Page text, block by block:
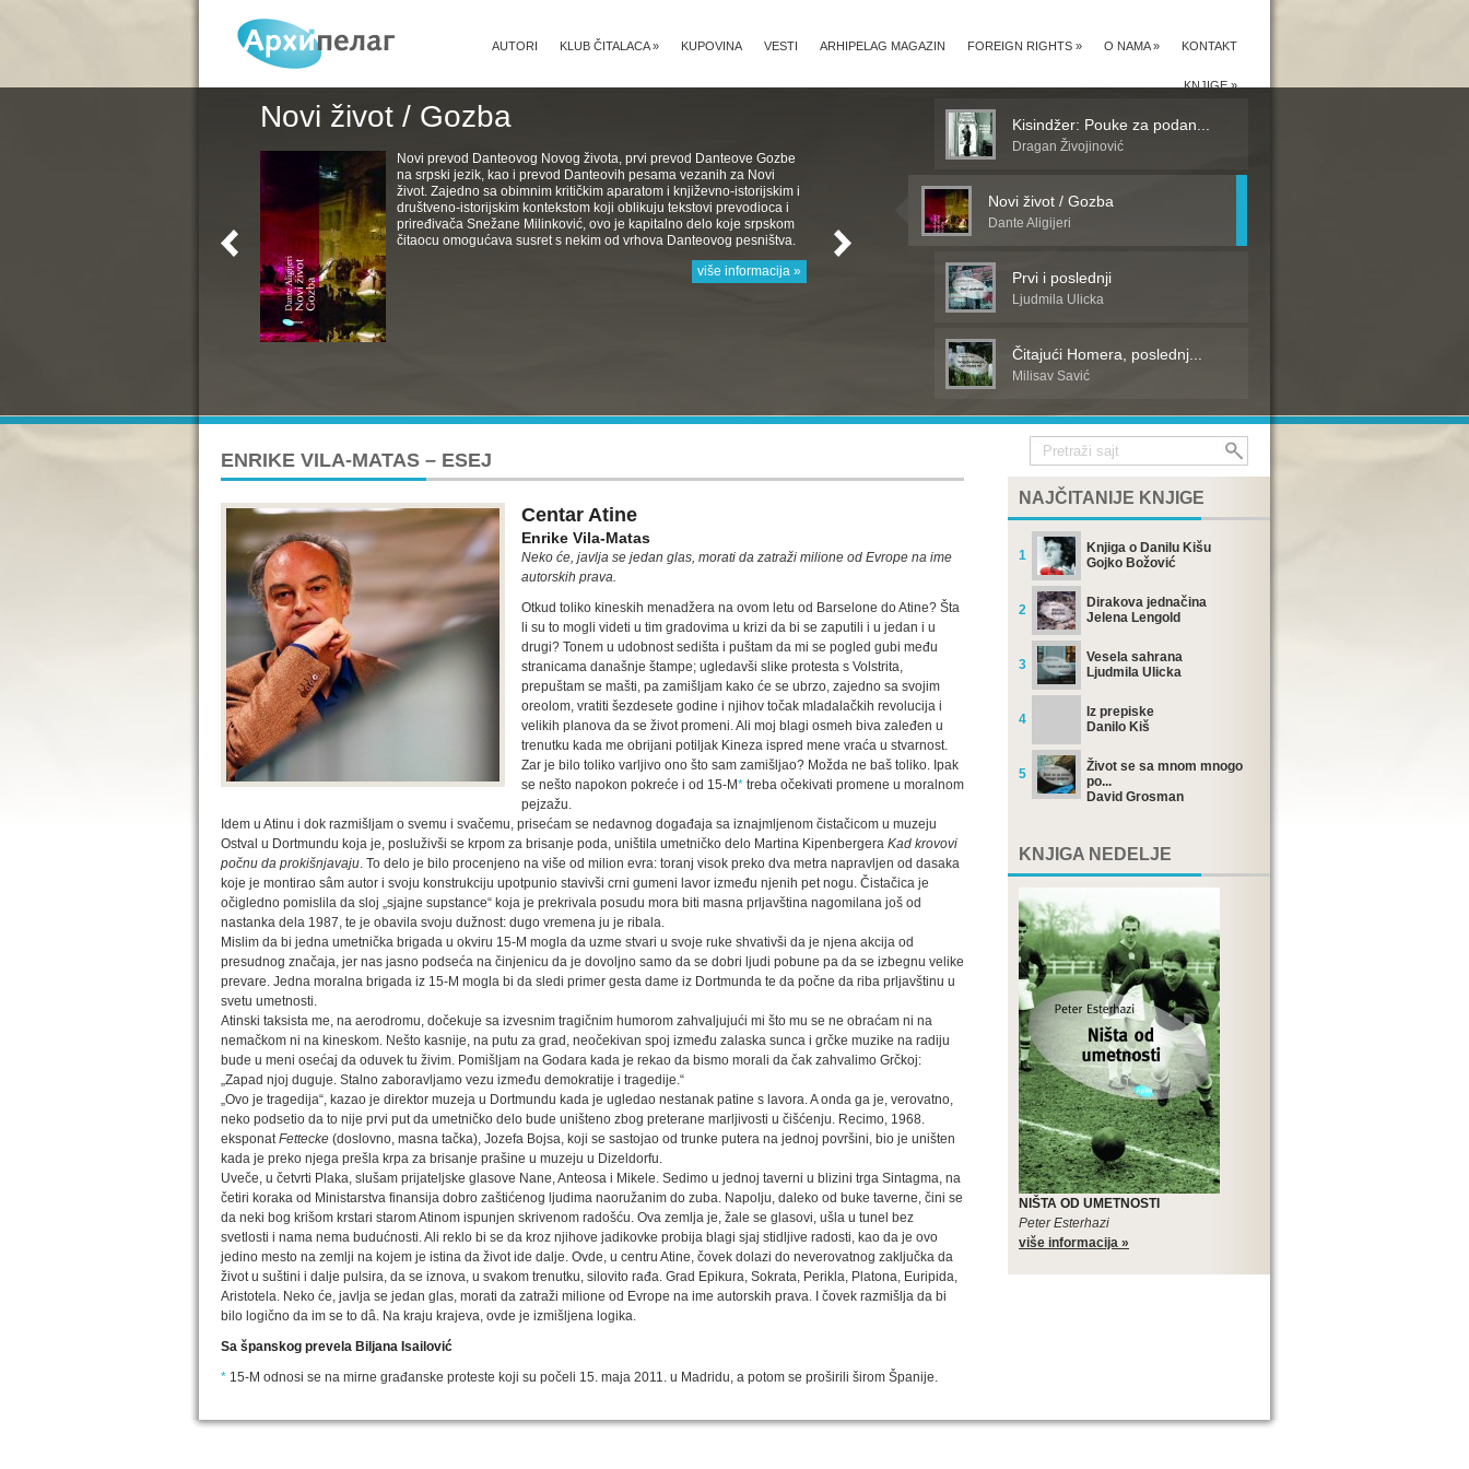
KONTAKT
O NAMA»
FOREIGN RIGHTS »
ARHIPELAG MAGAZIN
VESTI
KUPOVINA
KLUB ČITALACA»
AUTORI
KNJIGE»
Novi život / Gozba
Novi prevod Danteovog Novog života, prvi prevod Danteove Gozbe
na srpski jezik, kao i prevod Danteovih pesama vezanih za Novi
život. Zajedno sa obimnim kritičkim aparatom i književno-istorijskim i
društveno-istorijskim kontekstom koji oblikuju tekstovi prevodioca i
priređivača Snežane Milinković, ovo je kapitalno delo koje srpskom
čitaocu omogućava susret s nekim od vrhova Danteovog pesništva.
više informacija »
Kisindžer: Pouke za podan...
Dragan Živojinović
Novi život / Gozba
Dante Aligijeri
Prvi i poslednji
Ljudmila Ulicka
Čitajući Homera, poslednj...
Milisav Savić
ENRIKE VILA-MATAS – ESEJ
Centar Atine
Enrike Vila-Matas
Neko će, javlja se jedan glas, morati da zatraži milione od Evrope na ime
autorskih prava.
Otkud toliko kineskih menadžera na ovom letu od Barselone do Atine? Šta
li su to mogli videti u tim gradovima u krizi da bi se zaputili i u jedan i u
drugi? Tonem u udobnost sedišta i puštam da mi se pogled gubi među
stranicama današnje štampe; ugledavši slike protesta s Volstrita,
prepuštam se mašti, pa zamišljam kako će se ubrzo, zajedno sa svojim
oreolom, vratiti šezdesete godine i njihov točak mladalačkih revolucija i
velikih planova da se život promeni. Ali moj blagi osmeh biva zaleđen u
trenutku kada me obrijani potiljak Kineza ispred mene vraća u stvarnost.
Zar je bilo toliko varljivo ono što sam zamišljao? Možda ne baš toliko. Ipak
se nešto napokon pokreće i od 15-M* treba očekivati promene u moralnom
pejzažu.
Idem u Atinu i dok razmišljam o svemu i svačemu, prisećam se nedavnog događaja sa iznajmljenom čistačicom u muzeju
Ostval u Dortmundu koja je, posluživši se krpom za brisanje poda, uništila umetničko delo Martina Kipenbergera Kad krovovi
počnu da prokišnjavaju. To delo je bilo procenjeno na više od milion evra: toranj visok preko dva metra napravljen od dasaka
koje je montirao sâm autor i svoju konstrukciju upotpunio stavivši crni gumeni lavor između njenih pet nogu. Čistačica je
očigledno pomislila da sloj „sjajne supstance“ koja je prekrivala posudu mora biti masna prljavština nagomilana još od
nastanka dela 1987, te je obavila svoju dužnost: dugo vremena ju je ribala.
Mislim da bi jedna umetnička brigada u okviru 15-M mogla da uzme stvari u svoje ruke shvativši da je njena akcija od
presudnog značaja, jer nas jasno podseća na činjenicu da je dovoljno samo da se dobri ljudi pobune pa da se izbegnu velike
prevare. Jedna moralna brigada iz 15-M mogla bi da sledi primer gesta dame iz Dortmunda te da počne da riba prljavštinu u
svetu umetnosti.
Atinski taksista me, na aerodromu, dočekuje sa izvesnim tragičnim humorom zahvaljujući mi što mu se ne obraćam ni na
nemačkom ni na kineskom. Nešto kasnije, na putu za grad, neočekivan spoj između zalaska sunca i grčke muzike na radiju
bude u meni osećaj da oduvek tu živim. Pomišljam na Godara kada je rekao da bismo morali da čak zahvalimo Grčkoj:
„Zapad njoj duguje. Stalno zaboravljamo vezu između demokratije i tragedije.“
„Ovo je tragedija“, kazao je direktor muzeja u Dortmundu kada je ugledao nestanak patine s lavora. A onda ga je, verovatno,
neko podsetio da to nije prvi put da umetničko delo bude uništeno zbog preterane marljivosti u čišćenju. Recimo, 1968.
eksponatFettecke (doslovno, masna tačka), Jozefa Bojsa, koji se sastojao od trunke putera na jednoj površini, bio je uništen
kada je preko njega prešla krpa za brisanje prašine u muzeju u Dizeldorfu.
Uveče, u četvrti Plaka, slušam prijateljske glasove Nane, Anteosa i Mikele. Sedimo u jednoj taverni u blizini trga Sintagma, na
četiri koraka od Ministarstva finansija dobro zaštićenog ljudima naoružanim do zuba. Napolju, daleko od buke taverne, čini se
da neki bog krišom krstari starom Atinom ispunjen skrivenom radošću. Ova zemlja je, žale se glasovi, ušla u tunel bez
svetlosti i nama nema budućnosti. Ali reklo bi se da kroz njihove jadikovke probija blagi sjaj stidljive radosti, kao da je ovo
jedino mesto na zemlji na kojem je istina da život ide dalje. Ovde, u centru Atine, čovek dolazi do neverovatnog zaključka da
život u suštini i dalje pulsira, da se iznova, u svakom trenutku, silovito rađa. Grad Epikura, Sokrata, Perikla, Platona, Euripida,
Aristotela. Neko će, javlja se jedan glas, morati da zatraži milione od Evrope na ime autorskih prava. I čovek razmišlja da bi
bilo logično da im se to dâ. Na kraju krajeva, ovde je izmišljena logika.
Sa španskog prevela Biljana Isailović
* 15-M odnosi se na mirne građanske proteste koji su počeli 15. maja 2011. u Madridu, a potom se proširili širom Španije.
NAJČITANIJE KNJIGE
1
Knjiga o Danilu Kišu
Gojko Božović
2
Dirakova jednačina
Jelena Lengold
3
Vesela sahrana
Ljudmila Ulicka
4
Iz prepiske
Danilo Kiš
5
Život se sa mnom mnogo
po...
David Grosman
KNJIGA NEDELJE
NIŠTA OD UMETNOSTI
Peter Esterhazi
više informacija »